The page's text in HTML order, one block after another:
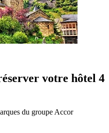
votre hôtel 4
du groupe Accor